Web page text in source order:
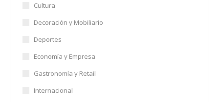
Cultura
Decoración y Mobiliario
Deportes
Economía y Empresa
Gastronomía y Retail
Internacional